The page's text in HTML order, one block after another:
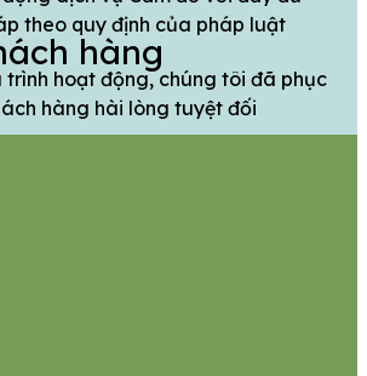
theo quy định của pháp luật
hàng
trình hoạt động, chúng tôi đã phục
hàng hài lòng tuyệt đối